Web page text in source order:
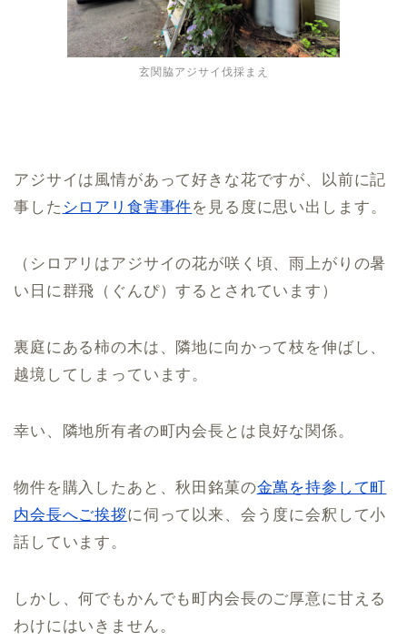
玄関脇アジサイ伐採まえ
アジサイは風情があって好きな花ですが、以前に記
事した シロアリ食害事件を見る度に思い出します。
（シロアリはアジサイの花が咲く頃、雨上がりの暑
い日に群飛（ぐんぴ）するとされています）
裏庭にある柿の木は、隣地に向かって枝を伸ばし、
越境してしまっています。
幸い、隣地所有者の町内会長とは良好な関係。
物件を購入したあと、秋田銘菓の金萬を持参して町
内会長へご挨拶に伺って以来、会う度に会釈して小
話しています。
しかし、何でもかんでも町内会長のご厚意に甘える
わけにはいきません。